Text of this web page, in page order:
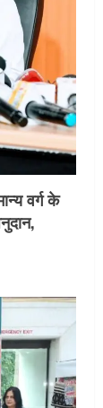
का
‘मिस
हेयर’ का
वर्ग के